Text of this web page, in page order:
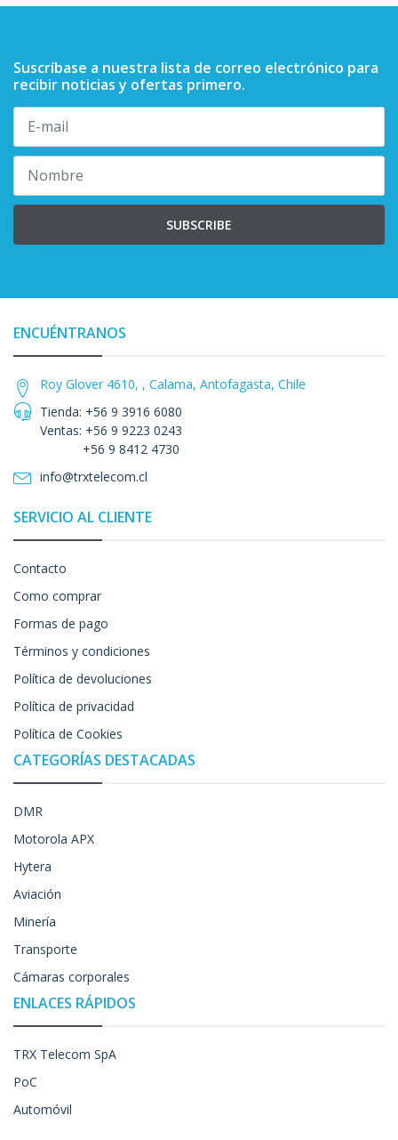
Suscríbase a nuestra lista de correo electrónico para
recibir noticias y ofertas primero.
SUBSCRIBE
ENCUÉNTRANOS
Roy Glover 4610, , Calama, Antofagasta, Chile
Tienda: +56 9 3916 6080
Ventas: +56 9 9223 0243
+56 9 8412 4730
info@trxtelecom.cl
SERVICIO AL CLIENTE
Contacto
Como comprar
Formas de pago
Términos y condiciones
Política de devoluciones
Política de privacidad
Política de Cookies
CATEGORÍAS DESTACADAS
DMR
Motorola APX
Hytera
Aviación
Minería
Transporte
Cámaras corporales
ENLACES RÁPIDOS
TRX Telecom SpA
PoC
Automóvil